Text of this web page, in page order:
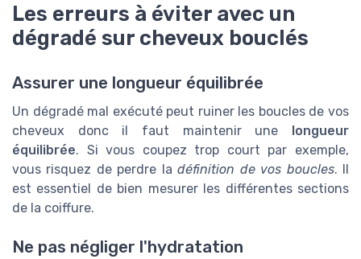
Les erreurs à éviter avec un
dégradé sur cheveux bouclés
Assurer une longueur équilibrée
Un dégradé mal exécuté peut ruiner les boucles de vos
cheveux donc il faut maintenir une longueur
équilibrée. Si vous coupez trop court par exemple,
vous risquez de perdre ladéfinition de vos boucles. Il
est essentiel de bien mesurer les différentes sections
de la coiffure.
Ne pas négliger l'hydratation